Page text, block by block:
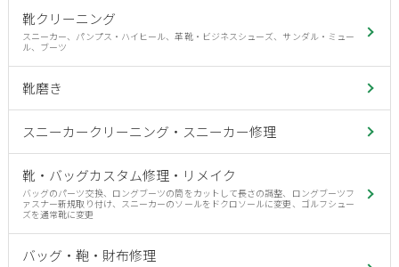
靴クリーニング
スニーカー、パンプス・ハイヒール、革靴・ビジネスシューズ、サンダル・ミュー
ル、ブーツ
靴磨き
スニーカークリーニング・スニーカー修理
靴・バッグカスタム修理・リメイク
バッグのパーツ交換、ロングブーツの筒をカットして長さの調整、ロングブーツフ
ァスナー新規取り付け、スニーカーのソールをドクロソールに変更、ゴルフシュー
ズを通常靴に変更
バッグ・鞄・財布修理